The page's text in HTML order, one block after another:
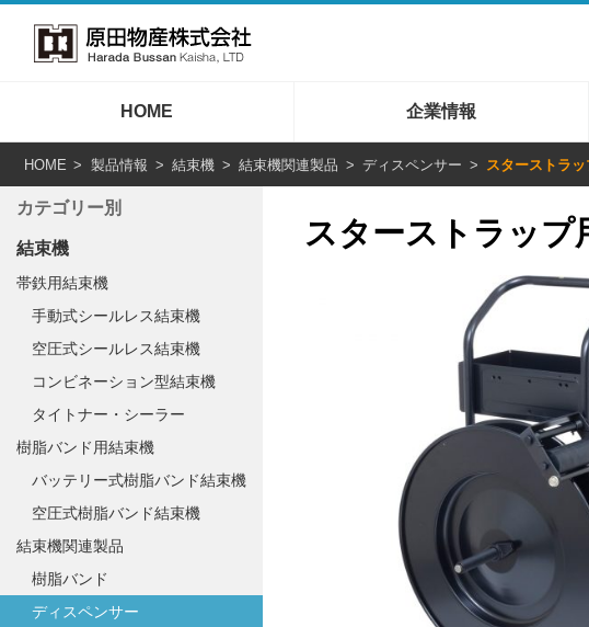
HOME 企業情報
HOME 製品情報 結束機 結束機関連製品 ディスペンサー スターストラ
スターストラップ
カテゴリー別
結束機
帯鉄用結束機
手動式シールレス結束機
空圧式シールレス結束機
コンビネーション型結束機
タイトナー・シーラー
樹脂バンド用結束機
バッテリー式樹脂バンド結束機
空圧式樹脂バンド結束機
結束機関連製品
樹脂バンド
ディスペンサー